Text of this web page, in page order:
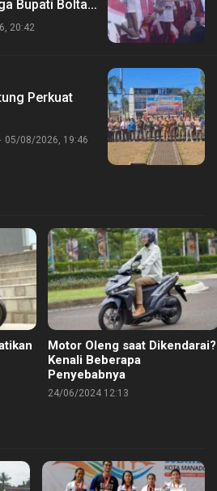
Bupati Boltara
Jalan Sehat
20:42
Perkuat
05/08/2026, 19:46
Motor Oleng saat Dikendarai?
Kenali Beberapa
Penyebabnya
24/06/2024 12:13